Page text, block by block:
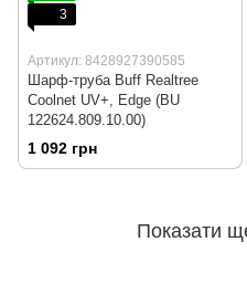
3
Артикул: 8428927390585
Шарф-труба Buff Realtree
Coolnet UV+, Edge (BU
122624.809.10.00)
1 092 грн
Показати